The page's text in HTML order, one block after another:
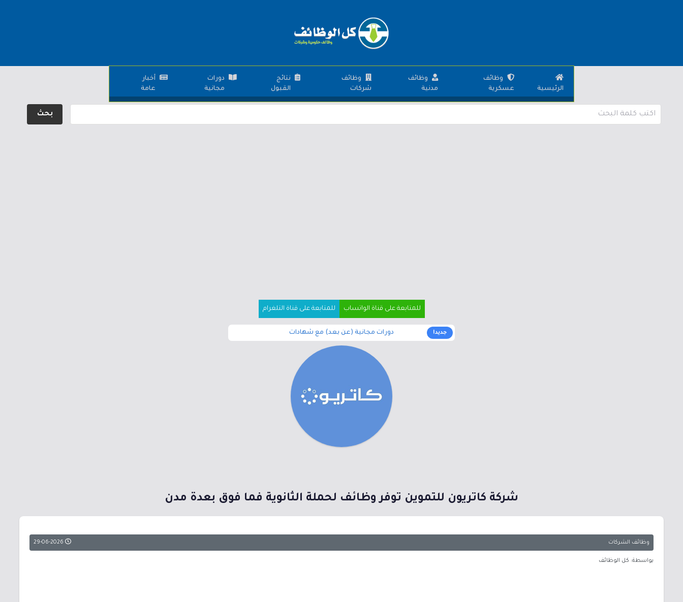
الرئيسية
وظائف
عسكرية
وظائف
مدنية
وظائف
شركات
نتائج
القبول
دورات
مجانية
أخبار
عامة
بحث
للمتابعة على قناة الواتساب للمتابعة على قناة التلغرام
جديد! دورات مجانية (عن بعد) مع شهادات
شركة كاتريون للتموين توفر وظائف لحملة الثانوية فما فوق بعدة مدن
وظائف الشركات
بواسطة: كل الوظائف